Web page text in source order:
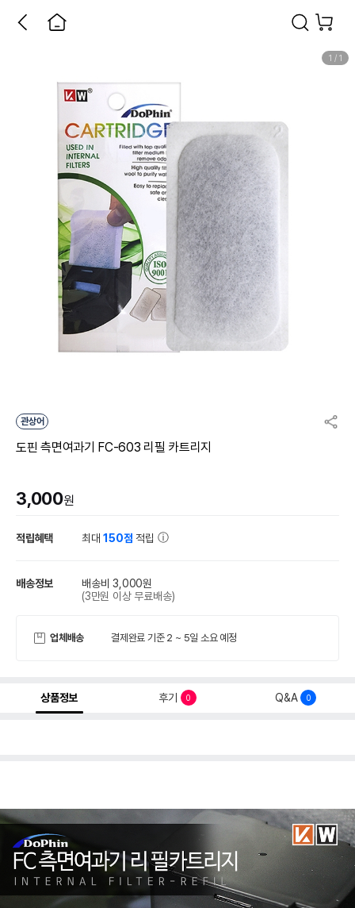
1 / 1
관상어
도핀 측면여과기 FC-603 리필 카트리지
3,000원
적립혜택 최대150점 적립
배송정보
배송비 3,000원
(3만원 이상 무료배송)
업체배송 결제완료 기준 2 ~ 5일 소요 예정
상품정보 후기 0 Q&A 0